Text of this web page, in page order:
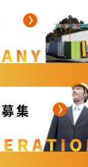
集